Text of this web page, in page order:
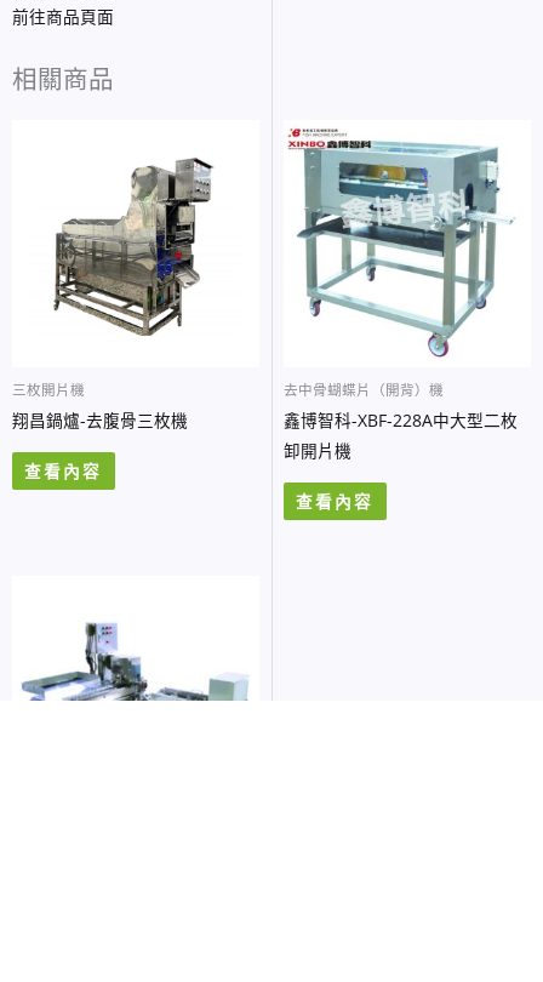
前往商品頁面
相關商品
三枚開片機
翔昌鍋爐-去腹骨三枚機
查看內容
去中骨蝴蝶片（開背）機
鑫博智科-XBF-228A中大型二枚
卸開片機
查看內容